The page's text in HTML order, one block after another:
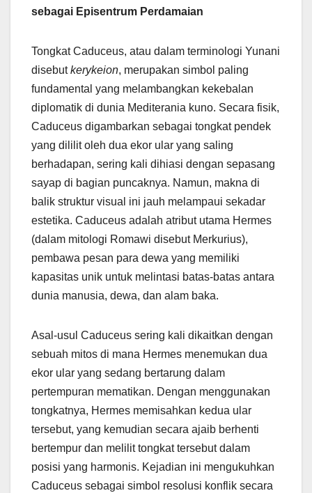
sebagai Episentrum Perdamaian
Tongkat Caduceus, atau dalam terminologi Yunani
disebutkerykeion, merupakan simbol paling
fundamental yang melambangkan kekebalan
diplomatik di dunia Mediterania kuno. Secara fisik,
Caduceus digambarkan sebagai tongkat pendek
yang dililit oleh dua ekor ular yang saling
berhadapan, sering kali dihiasi dengan sepasang
sayap di bagian puncaknya. Namun, makna di
balik struktur visual ini jauh melampaui sekadar
estetika. Caduceus adalah atribut utama Hermes
(dalam mitologi Romawi disebut Merkurius),
pembawa pesan para dewa yang memiliki
kapasitas unik untuk melintasi batas-batas antara
dunia manusia, dewa, dan alam baka.
Asal-usul Caduceus sering kali dikaitkan dengan
sebuah mitos di mana Hermes menemukan dua
ekor ular yang sedang bertarung dalam
pertempuran mematikan. Dengan menggunakan
tongkatnya, Hermes memisahkan kedua ular
tersebut, yang kemudian secara ajaib berhenti
bertempur dan melilit tongkat tersebut dalam
posisi yang harmonis. Kejadian ini mengukuhkan
Caduceus sebagai simbol resolusi konflik secara